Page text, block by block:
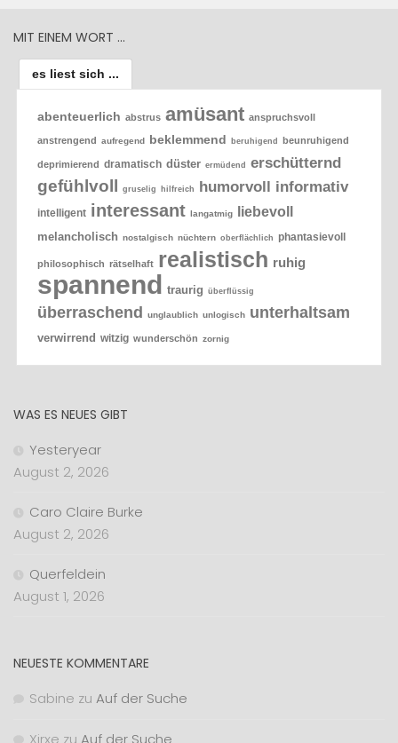
MIT EINEM WORT …
es liest sich ...
abenteuerlich abstrus amüsant anspruchsvoll
anstrengend aufregend beklemmend beruhigend beunruhigend
deprimierend dramatisch düster ermüdend erschütternd
gefühlvoll gruselig hilfreich humorvoll informativ
intelligent interessant langatmig liebevoll
melancholisch nostalgisch nüchtern oberflächlich phantasievoll
philosophisch rätselhaft realistisch ruhig
spannend traurig überflüssig
überraschend unglaublich unlogisch unterhaltsam
verwirrend witzig wunderschön zornig
WAS ES NEUES GIBT
Yesteryear
August 2, 2026
Caro Claire Burke
August 2, 2026
Querfeldein
August 1, 2026
NEUESTE KOMMENTARE
Sabine zu Auf der Suche
Xirxe zu Auf der Suche